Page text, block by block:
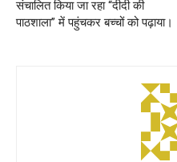
संचालित किया जा रहा “दीदी की
पाठशाला” में पहुंचकर बच्चों को पढ़ाया।